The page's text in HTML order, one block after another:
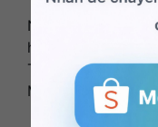
Nguyễn Văn Linh
huyện Yên Lạc,
Thương Hải) bị
M.T.